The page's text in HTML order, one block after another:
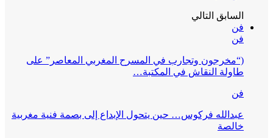
السابق التالي
فن
فن
(“مخرجون وتجارب في المسرح المغربي المعاصر” على
طاولة النقاش في المكتبة…
فن
عبدالله فركوس… حين يتحول الإبداع إلى بصمة فنية مغربية
خالصة